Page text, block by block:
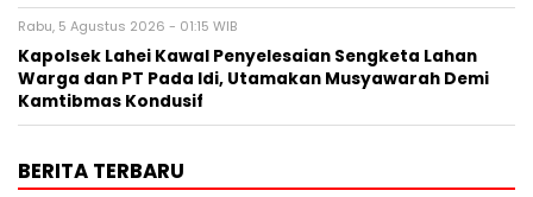
Rabu, 5 Agustus 2026 - 01:15 WIB
Kapolsek Lahei Kawal Penyelesaian Sengketa Lahan
Warga dan PT Pada Idi, Utamakan Musyawarah Demi
Kamtibmas Kondusif
BERITA TERBARU